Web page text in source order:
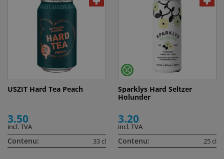
USZIT Hard Tea Peach
3.50
incl. TVA
Contenu: 33 cl
Sparklys Hard Seltzer
Holunder
3.20
incl. TVA
Contenu: 25 cl